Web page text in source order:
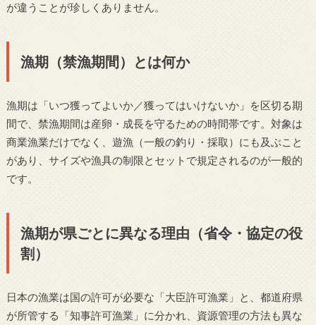
が違うことが珍しくありません。
漁期（禁漁期間）とは何か
漁期は「いつ獲ってよいか／獲ってはいけないか」を区切る期
間で、禁漁期間は産卵・成長を守るための時間帯です。対象は
商業漁業だけでなく、遊漁（一般の釣り・採取）にも及ぶこと
があり、サイズや漁具の制限とセットで規定されるのが一般的
です。
漁期が県ごとに異なる理由（省令・協定の役
割）
日本の漁業は国の許可が必要な「大臣許可漁業」と、都道府県
が所管する「知事許可漁業」に分かれ、資源管理の方法も異な